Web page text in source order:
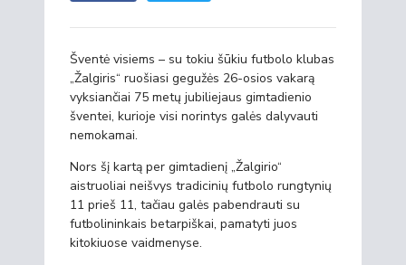
Šventė visiems – su tokiu šūkiu futbolo klubas
„Žalgiris“ ruošiasi gegužės 26-osios vakarą
vyksiančiai 75 metų jubiliejaus gimtadienio
šventei, kurioje visi norintys galės dalyvauti
nemokamai.
Nors šį kartą per gimtadienį „Žalgirio“
aistruoliai neišvys tradicinių futbolo rungtynių
11 prieš 11, tačiau galės pabendrauti su
futbolininkais betarpiškai, pamatyti juos
kitokiuose vaidmenyse.